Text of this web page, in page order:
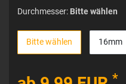
Durchmesser: Bitte wählen
Bitte wählen 16mm
*